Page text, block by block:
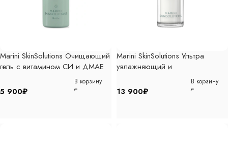
Marini SkinSolutions Очищающий
гель с витамином CИ и ДМАЕ
5 900₽
В корзину
Marini SkinSolutions Ультра
увлажняющий и
восстанавливающий барьерные
функции крем с 3Д
13 900₽
В корзину